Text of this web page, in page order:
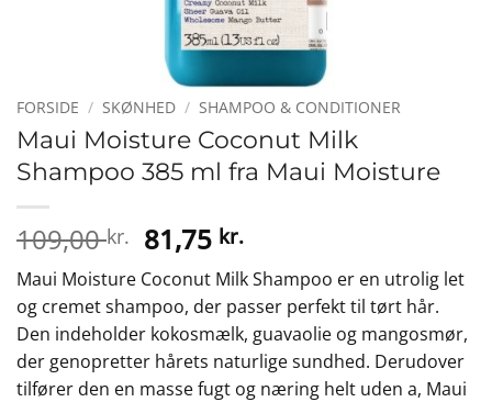
FORSIDE / SKØNHED / SHAMPOO & CONDITIONER
Maui Moisture Coconut Milk
Shampoo 385 ml fra Maui Moisture
109,00kr. Den
oprindelige
pris
var:
109,00 kr..
81,75 kr.Den
aktuelle
pris
er:
81,75 kr..
Maui Moisture Coconut Milk Shampoo er en utrolig let
og cremet shampoo, der passer perfekt til tørt hår.
Den indeholder kokosmælk, guavaolie og mangosmør,
der genopretter hårets naturlige sundhed. Derudover
tilfører den en masse fugt og næring helt uden a, Maui